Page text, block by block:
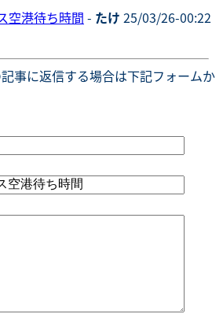
空港待ち時間 - たけ 25/03/26-00:22
記事に返信する場合は下記フォームか